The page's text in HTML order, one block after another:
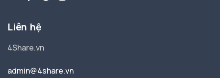
Liên hệ
4Share.vn
admin@4share.vn